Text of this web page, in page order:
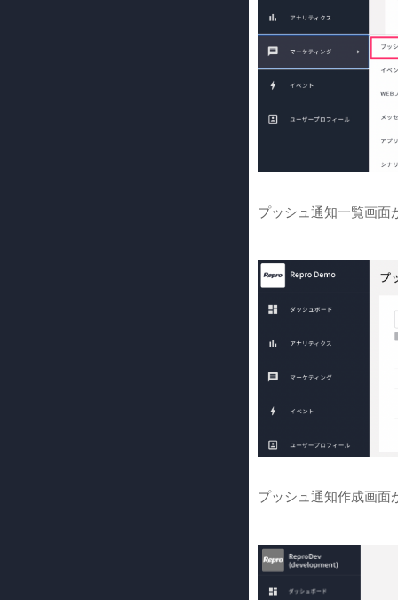
プッシュ通知一覧画面
プッシュ通知作成画面